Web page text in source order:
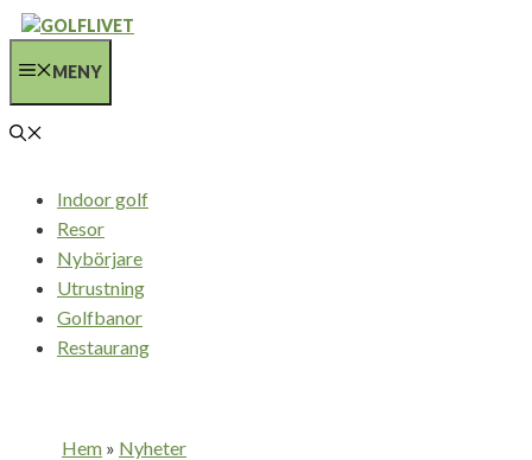
Hoppa
innehållMENY
Indoor golf
Resor
Nybörjare
Utrustning
Golfbanor
Restaurang
Hem » Nyheter